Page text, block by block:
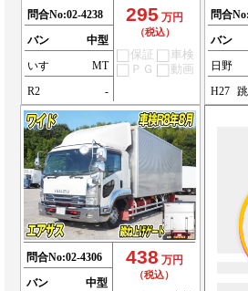
問合No:02-4238
バン
中型
いすゞ
MT
R2
-
295 万円
（税込）
保証
車検
ＰＧ
動画
問合No:
バン
日野
H27
問合No:02-4306
バン
中型
438 万円
（税込）